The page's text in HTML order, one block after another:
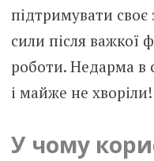
підтримувати своє
сили після важкої
роботи. Недарма в
і майже не хворіли!
У чому